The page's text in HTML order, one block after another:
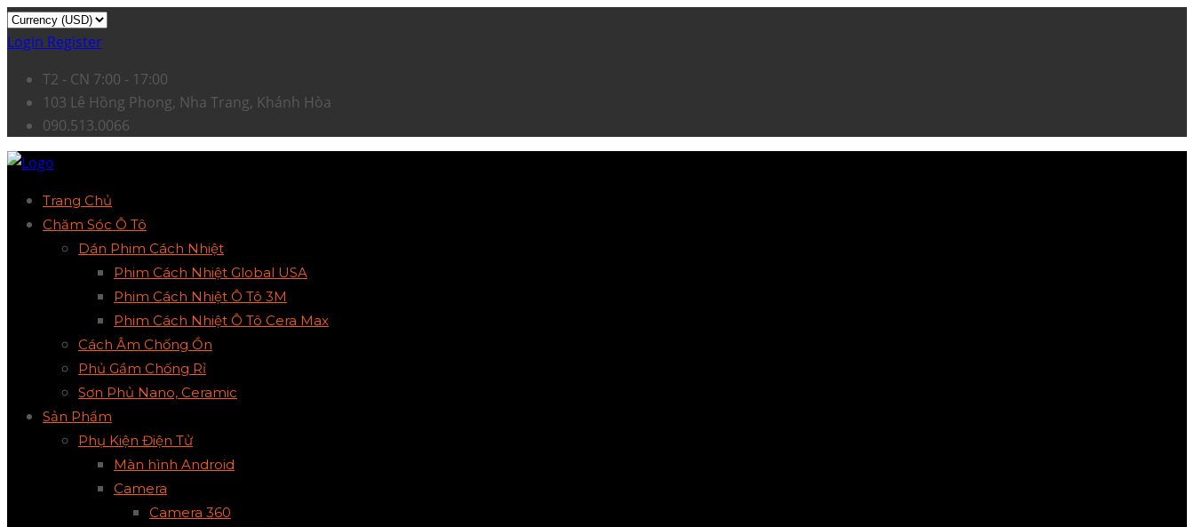
Login Register
T2 - CN 7:00 - 17:00
103 Lê Hồng Phong, Nha Trang, Khánh Hòa
090.513.0066
Trang Chủ
Chăm Sóc Ô Tô
Dán Phim Cách Nhiệt
Phim Cách Nhiệt Global USA
Phim Cách Nhiệt Ô Tô 3M
Phim Cách Nhiệt Ô Tô Cera Max
Cách Âm Chống Ồn
Phủ Gầm Chống Rỉ
Sơn Phủ Nano, Ceramic
Sản Phẩm
Phụ Kiện Điện Tử
Màn hình Android
Camera
Camera 360